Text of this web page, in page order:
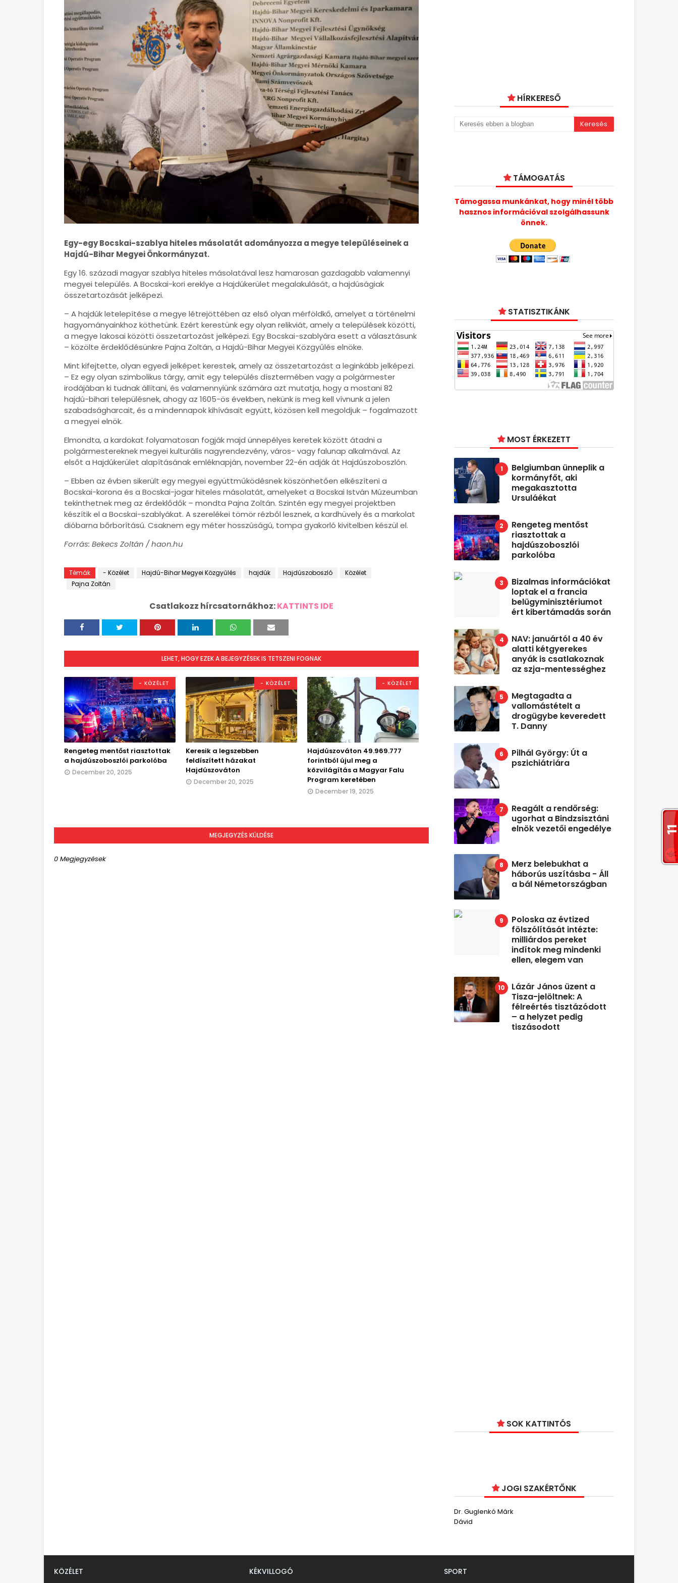
Egy-egy Bocskai-szablya hiteles másolatát adományozza a megye településeinek a
Hajdú-Bihar Megyei Önkormányzat.
Egy 16. századi magyar szablya hiteles másolatával lesz hamarosan gazdagabb valamennyi
megyei település. A Bocskai-kori ereklye a Hajdúkerület megalakulását, a hajdúságiak
összetartozását jelképezi.
– A hajdúk letelepítése a megye létrejöttében az első olyan mérföldkő, amelyet a történelmi
hagyományainkhoz köthetünk. Ezért kerestünk egy olyan relikviát, amely a települések közötti,
a megye lakosai közötti összetartozást jelképezi. Egy Bocskai-szablyára esett a választásunk
– közölte érdeklődésünkre Pajna Zoltán, a Hajdú-Bihar Megyei Közgyűlés elnöke.
Mint kifejtette, olyan egyedi jelképet kerestek, amely az összetartozást a leginkább jelképezi.
– Ez egy olyan szimbolikus tárgy, amit egy település dísztermében vagy a polgármester
irodájában ki tudnak állítani, és valamennyiünk számára azt mutatja, hogy a mostani 82
hajdú-bihari településnek, ahogy az 1605-ös években, nekünk is meg kell vívnunk a jelen
szabadságharcait, és a mindennapok kihívásait együtt, közösen kell megoldjuk – fogalmazott
a megyei elnök.
Elmondta, a kardokat folyamatosan fogják majd ünnepélyes keretek között átadni a
polgármestereknek megyei kulturális nagyrendezvény, város- vagy falunap alkalmával. Az
elsőt a Hajdúkerület alapításának emléknapján, november 22-én adják át Hajdúszoboszlón.
– Ebben az évben sikerült egy megyei együttműködésnek köszönhetően elkészíteni a
Bocskai-korona és a Bocskai-jogar hiteles másolatát, amelyeket a Bocskai István Múzeumban
tekinthetnek meg az érdeklődők – mondta Pajna Zoltán. Szintén egy megyei projektben
készítik el a Bocskai-szablyákat. A szerelékei tömör rézből lesznek, a kardhüvely és a markolat
dióbarna bőrborítású. Csaknem egy méter hosszúságú, tompa gyakorló kivitelben készül el.
Forrás: Bekecs Zoltán / haon.hu
Témák - Közélet Hajdú-Bihar Megyei Közgyűlés hajdúk Hajdúszoboszló
Közélet
Pajna Zoltán
Csatlakozz hírcsatornákhoz:KATTINTS IDE
LEHET, HOGY EZEK A BEJEGYZÉSEK IS TETSZENI FOGNAK
- KÖZÉLET
Rengeteg mentőst riasztottak
a hajdúszoboszlói parkolóba
December 20, 2025
- KÖZÉLET
Keresik a legszebben
feldíszített házakat
Hajdúszováton
December 20, 2025
- KÖZÉLET
Hajdúszováton 49.969.777
forintból újul meg a
közvilágítás a Magyar Falu
Program keretében
December 19, 2025
MEGJEGYZÉS KÜLDÉSE
0 Megjegyzések
HÍRKERESŐ
TÁMOGATÁS
Támogassa munkánkat, hogy minél több
hasznos információval szolgálhassunk
önnek.
STATISZTIKÁNK
MOST ÉRKEZETT
Belgiumban ünneplik a
kormányfőt, aki
megakasztotta
Ursuláékat
Rengeteg mentőst
riasztottak a
hajdúszoboszlói
parkolóba
Bizalmas információkat
loptak el a francia
belügyminisztériumot
ért kibertámadás során
NAV: januártól a 40 év
alatti kétgyerekes
anyák is csatlakoznak
az szja-mentességhez
Megtagadta a
vallomástételt a
drogügybe keveredett
T. Danny
Pilhál György: Út a
pszichiátriára
Reagált a rendőrség:
ugorhat a Bindzsisztáni
elnök vezetői engedélye
Merz belebukhat a
háborús uszításba - Áll
a bál Németországban
Poloska az évtized
fölszólítását intézte:
milliárdos pereket
indítok meg mindenki
ellen, elegem van
Lázár János üzent a
Tisza-jelöltnek: A
félreértés tisztázódott
– a helyzet pedig
tiszásodott
SOK KATTINTÓS
JOGI SZAKÉRTŐNK
Dr. Guglenkó Márk
Dávid
KÖZÉLET KÉKVILLOGÓ SPORT